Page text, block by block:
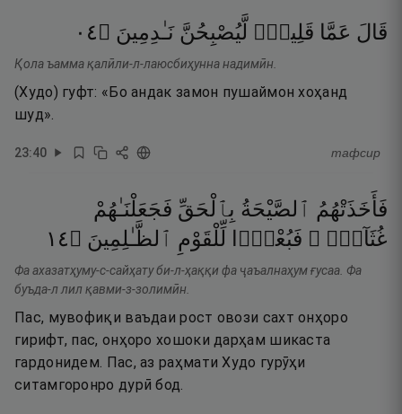
قَالَ عَمَّا قَلِيلٍۢ لَّيُصْبِحُنَّ نَـٰدِمِينَ ۝٤٠
Қола ъамма қалӣли-л-лаюсбиҳунна надимӣн.
(Худо) гуфт: «Бо андак замон пушаймон хоҳанд
шуд».
23:40 тафсир
فَأَخَذَتْهُمُ ٱلصَّيْحَةُ بِٱلْحَقِّ فَجَعَلْنَـٰهُمْ
غُثَآءًۭ ۚ فَبُعْدًۭا لِّلْقَوْمِ ٱلظَّـٰلِمِينَ ۝٤١
Фа ахазатҳуму-с-сайҳату би-л-ҳаққи фа ҷаъалнаҳум ғусаа. Фа
буъда-л лил қавми-з-золимӣн.
Пас, мувофиқи ваъдаи рост овози сахт онҳоро
гирифт, пас, онҳоро хошоки дарҳам шикаста
гардонидем. Пас, аз раҳмати Худо гурӯҳи
ситамгоронро дурӣ бод.